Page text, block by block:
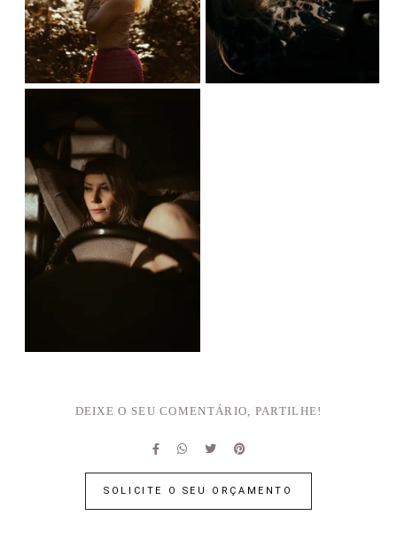
DEIXE O SEU COMENTÁRIO, PARTILHE!
SOLICITE O SEU ORÇAMENTO